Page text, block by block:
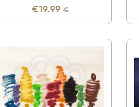
€19.99 €
UZZINI VAIRĀK